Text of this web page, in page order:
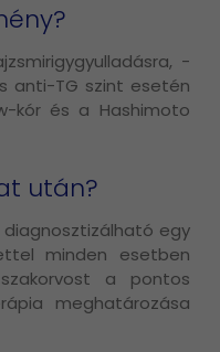
-
anti-TG szint esetén
kór és a Hashimoto
után?
egy
minden esetben
a pontos
meghatározása